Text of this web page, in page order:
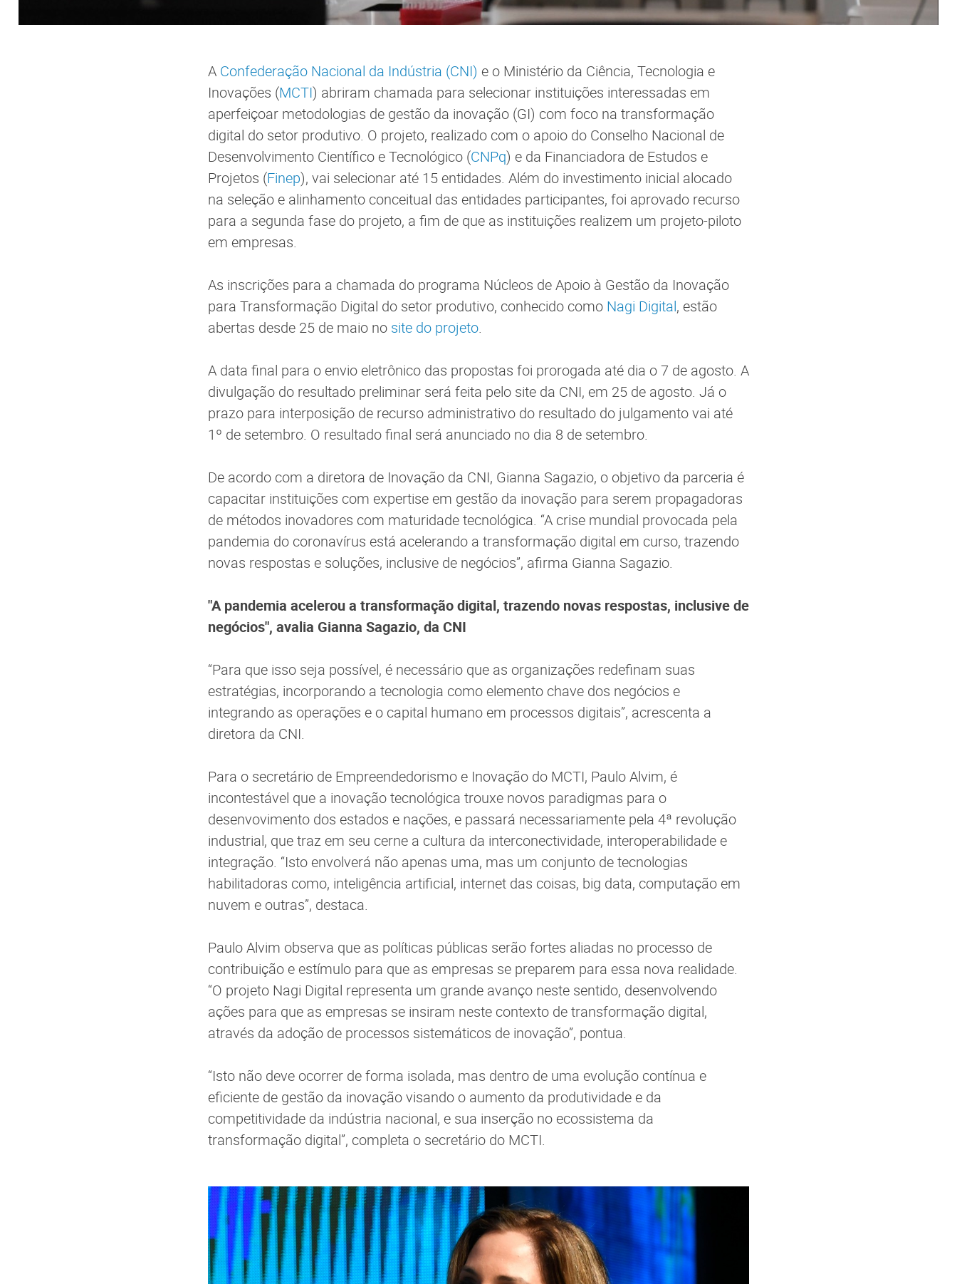
A Confederação Nacional da Indústria (CNI) e o Ministério da Ciência, Tecnologia e
Inovações (MCTI) abriram chamada para selecionar instituições interessadas em
aperfeiçoar metodologias de gestão da inovação (GI) com foco na transformação
digital do setor produtivo. O projeto, realizado com o apoio do Conselho Nacional de
Desenvolvimento Científico e Tecnológico (CNPq) e da Financiadora de Estudos e
Projetos (Finep), vai selecionar até 15 entidades. Além do investimento inicial alocado
na seleção e alinhamento conceitual das entidades participantes, foi aprovado recurso
para a segunda fase do projeto, a fim de que as instituições realizem um projeto-piloto
em empresas.
As inscrições para a chamada do programa Núcleos de Apoio à Gestão da Inovação
para Transformação Digital do setor produtivo, conhecido como Nagi Digital, estão
abertas desde 25 de maio no site do projeto.
A data final para o envio eletrônico das propostas foi prorogada até dia o 7 de agosto. A
divulgação do resultado preliminar será feita pelo site da CNI, em 25 de agosto. Já o
prazo para interposição de recurso administrativo do resultado do julgamento vai até
1º de setembro. O resultado final será anunciado no dia 8 de setembro.
De acordo com a diretora de Inovação da CNI, Gianna Sagazio, o objetivo da parceria é
capacitar instituições com expertise em gestão da inovação para serem propagadoras
de métodos inovadores com maturidade tecnológica. “A crise mundial provocada pela
pandemia do coronavírus está acelerando a transformação digital em curso, trazendo
novas respostas e soluções, inclusive de negócios”, afirma Gianna Sagazio.
"A pandemia acelerou a transformação digital, trazendo novas respostas, inclusive de
negócios", avalia Gianna Sagazio, da CNI
“Para que isso seja possível, é necessário que as organizações redefinam suas
estratégias, incorporando a tecnologia como elemento chave dos negócios e
integrando as operações e o capital humano em processos digitais”, acrescenta a
diretora da CNI.
Para o secretário de Empreendedorismo e Inovação do MCTI, Paulo Alvim, é
incontestável que a inovação tecnológica trouxe novos paradigmas para o
desenvovimento dos estados e nações, e passará necessariamente pela 4ª revolução
industrial, que traz em seu cerne a cultura da interconectividade, interoperabilidade e
integração. “Isto envolverá não apenas uma, mas um conjunto de tecnologias
habilitadoras como, inteligência artificial, internet das coisas, big data, computação em
nuvem e outras”, destaca.
Paulo Alvim observa que as políticas públicas serão fortes aliadas no processo de
contribuição e estímulo para que as empresas se preparem para essa nova realidade.
“O projeto Nagi Digital representa um grande avanço neste sentido, desenvolvendo
ações para que as empresas se insiram neste contexto de transformação digital,
através da adoção de processos sistemáticos de inovação”, pontua.
“Isto não deve ocorrer de forma isolada, mas dentro de uma evolução contínua e
eficiente de gestão da inovação visando o aumento da produtividade e da
competitividade da indústria nacional, e sua inserção no ecossistema da
transformação digital”, completa o secretário do MCTI.